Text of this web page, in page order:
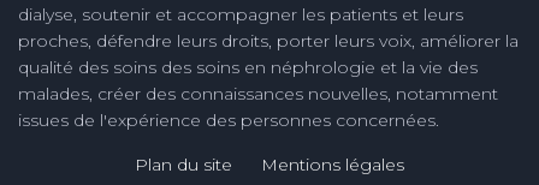
dialyse, soutenir et accompagner les patients et leurs
proches, défendre leurs droits, porter leurs voix, améliorer la
qualité des soins des soins en néphrologie et la vie des
malades, créer des connaissances nouvelles, notamment
issues de l'expérience des personnes concernées.
Plan du site Mentions légales